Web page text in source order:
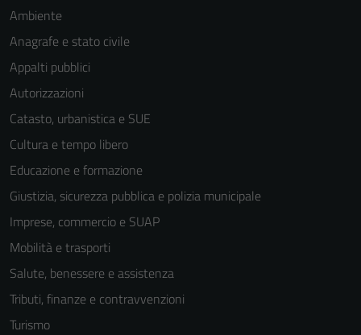
Ambiente
Anagrafe e stato civile
Appalti pubblici
Autorizzazioni
Catasto, urbanistica e SUE
Cultura e tempo libero
Educazione e formazione
Giustizia, sicurezza pubblica e polizia municipale
Imprese, commercio e SUAP
Mobilità e trasporti
Salute, benessere e assistenza
Tributi, finanze e contravvenzioni
Turismo